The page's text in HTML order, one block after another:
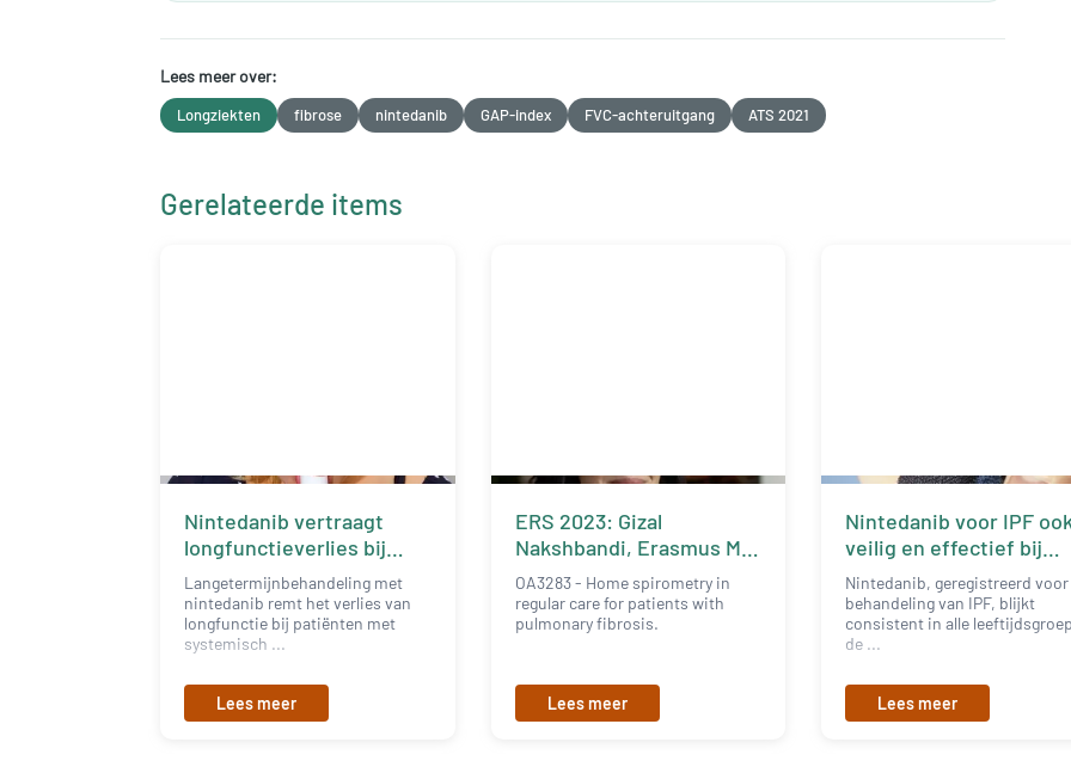
Lees meer over:
Longziekten fibrose nintedanib GAP-index FVC-achteruitgang ATS 2021
Gerelateerde items
Nintedanib vertraagt
longfunctieverlies bij
SSc-ILD
Langetermijnbehandeling met
nintedanib remt het verlies van
longfunctie bij patiënten met
systemisch ...
Lees meer
ERS 2023: Gizal
Nakshbandi, Erasmus MC
Rotterdam
OA3283 - Home spirometry in
regular care for patients with
pulmonary fibrosis.
Lees meer
Nintedanib voor IPF
veilig en effectief bij
ouderen met
comorbiditeit
Nintedanib, geregistreerd voor
behandeling van IPF, blijkt
consistent in alle
de ...
Lees meer